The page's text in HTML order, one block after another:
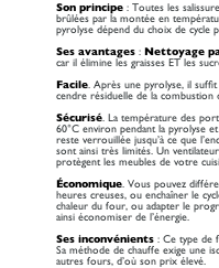
Son principe : Toutes les
brûlées par la montée en
pyrolyse dépend du choix de cycle
Ses avantages : Nettoyage
car il élimine les graisses ET les
Facile . Après une pyrolyse, il
cendre résiduelle de la combustion
Sécurisé . La température des
60°C environ pendant la pyrolyse
reste verrouillée jusqu’à ce que
sont ainsi très limités. Un
protègent les meubles de votre
Économique . Vous pouvez
heures creuses, ou enchaîner le
chaleur du four, ou adapter le
ainsi économiser de l’énergie.
Ses inconvénients : Ce type de
Sa méthode de chauffe exige une
autres fours, d’où son prix élevé.